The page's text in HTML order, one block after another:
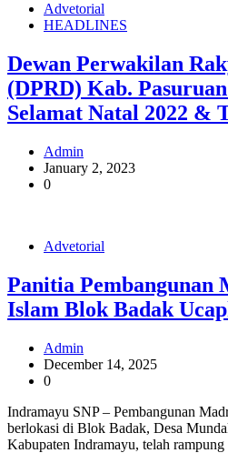
Advetorial
HEADLINES
Dewan Perwakilan
(DPRD) Kab.
Selamat Natal 2022 &
Admin
January 2, 2023
0
Advetorial
Panitia Pembangunan
Islam Blok Badak
Admin
December 14, 2025
0
Indramayu SNP – Pembangunan
berlokasi di Blok Badak, Desa
Kabupaten Indramayu, telah